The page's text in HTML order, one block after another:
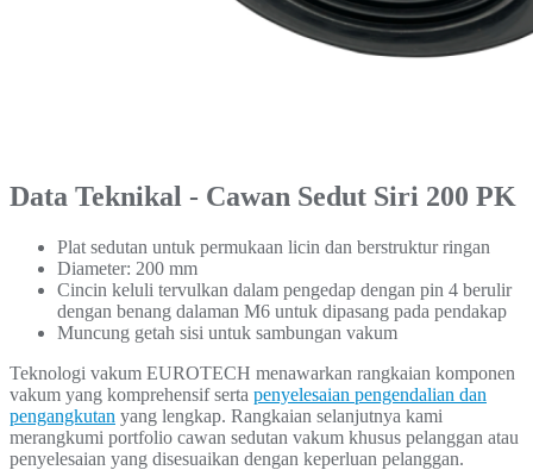
Data Teknikal - Cawan Sedut Siri 200 PK
Plat sedutan untuk permukaan licin dan berstruktur ringan
Diameter: 200 mm
Cincin keluli tervulkan dalam pengedap dengan pin 4 berulir
dengan benang dalaman M6 untuk dipasang pada pendakap
Muncung getah sisi untuk sambungan vakum
Teknologi vakum EUROTECH menawarkan rangkaian komponen
vakum yang komprehensif serta penyelesaian pengendalian dan
pengangkutan yang lengkap. Rangkaian selanjutnya kami
merangkumi portfolio cawan sedutan vakum khusus pelanggan atau
penyelesaian yang disesuaikan dengan keperluan pelanggan.